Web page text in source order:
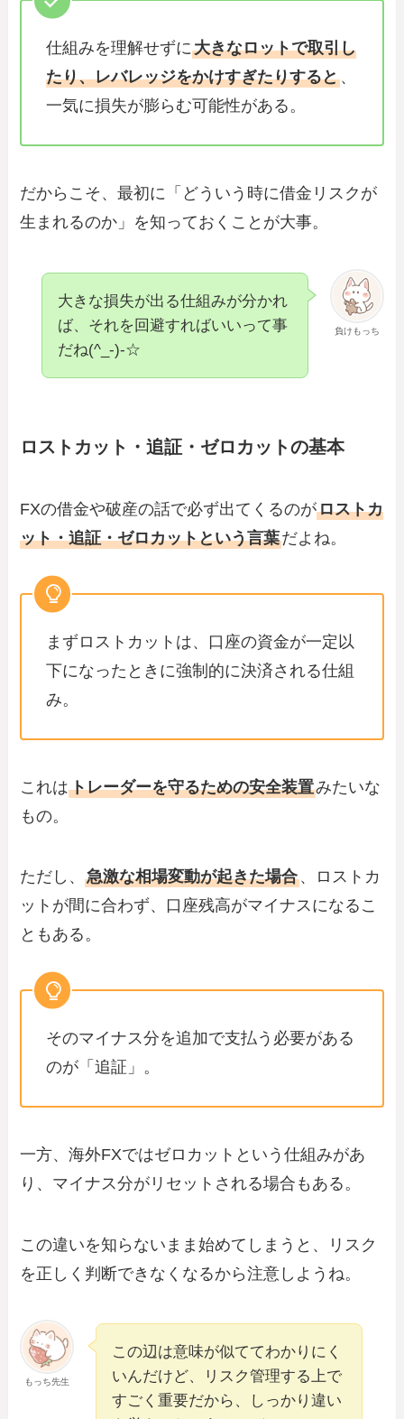
仕組みを理解せずに大きなロットで取引し
たり、レバレッジをかけすぎたりすると、
一気に損失が膨らむ可能性がある。
だからこそ、最初に「どういう時に借金リスクが
生まれるのか」を知っておくことが大事。
負けもっち
大きな損失が出る仕組みが分かれ
ば、それを回避すればいいって事
だね(^_-)-☆
ロストカット・追証・ゼロカットの基本
FXの借金や破産の話で必ず出てくるのがロストカ
ット・追証・ゼロカットという言葉だよね。
まずロストカットは、口座の資金が一定以
下になったときに強制的に決済される仕組
み。
これはトレーダーを守るための安全装置みたいな
もの。
ただし、急激な相場変動が起きた場合、ロストカ
ットが間に合わず、口座残高がマイナスになるこ
ともある。
そのマイナス分を追加で支払う必要がある
のが「追証」。
一方、海外FXではゼロカットという仕組みがあ
り、マイナス分がリセットされる場合もある。
この違いを知らないまま始めてしまうと、リスク
を正しく判断できなくなるから注意しようね。
もっち先生
この辺は意味が似ててわかりにく
いんだけど、リスク管理する上で
すごく重要だから、しっかり違い